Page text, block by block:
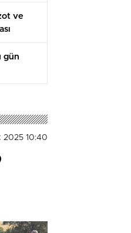
ve
gün
2025 10:40